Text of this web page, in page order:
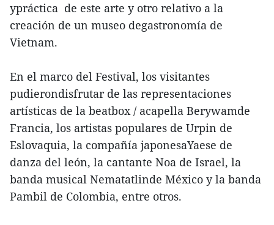
ypráctica de este arte y otro relativo a la
creación de un museo degastronomía de
Vietnam.
En el marco del Festival, los visitantes
pudierondisfrutar de las representaciones
artísticas de la beatbox / acapella Berywamde
Francia, los artistas populares de Urpin de
Eslovaquia, la compañía japonesaYaese de
danza del león, la cantante Noa de Israel, la
banda musical Nematatlinde México y la banda
Pambil de Colombia, entre otros.